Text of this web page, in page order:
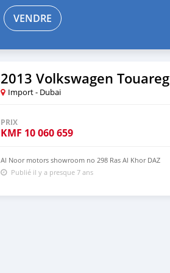
VENDRE
2013 Volkswagen Touareg
Import - Dubai
PRIX
KMF 10 060 659
Al Noor motors showroom no 298 Ras Al Khor DAZ
Publié il y a presque 7 ans